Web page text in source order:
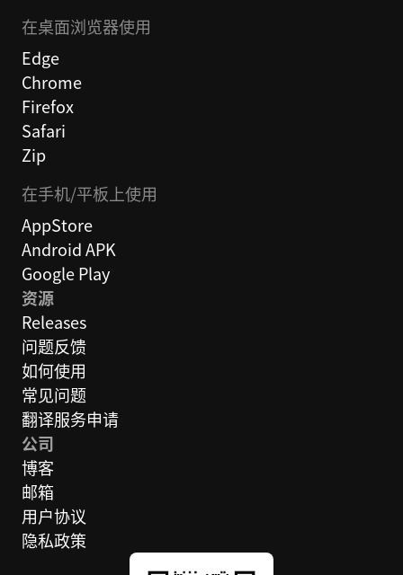
在桌面浏览器使用
Edge
Chrome
Firefox
Safari
Zip
在手机/平板上使用
AppStore
Android APK
Google Play
资源
Releases
问题反馈
如何使用
常见问题
翻译服务申请
公司
博客
邮箱
用户协议
隐私政策